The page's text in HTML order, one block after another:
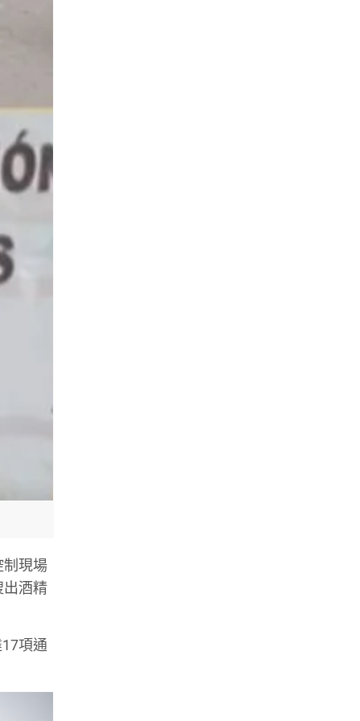
制現場
出酒精
項通